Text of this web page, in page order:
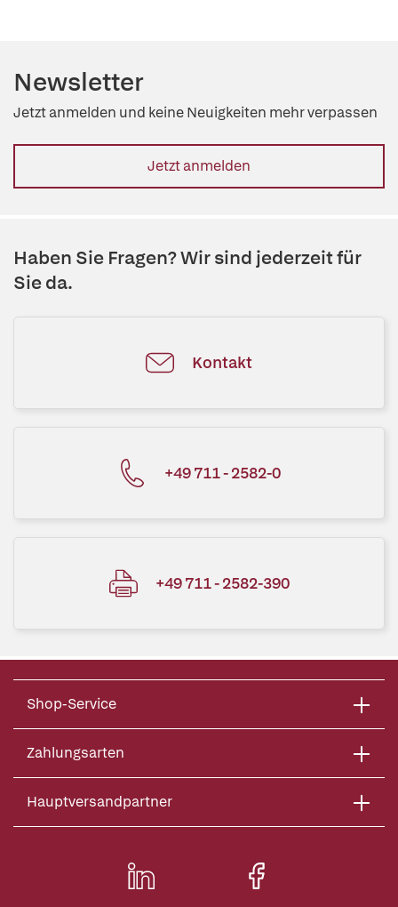
Newsletter
Jetzt anmelden und keine Neuigkeiten mehr verpassen
Jetzt anmelden
Haben Sie Fragen? Wir sind jederzeit für
Sie da.
Kontakt
+49 711 - 2582-0
+49 711 - 2582-390
Shop-Service
Zahlungsarten
Hauptversandpartner